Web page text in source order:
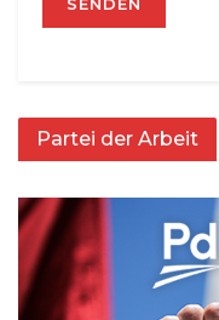
Partei der Arbeit